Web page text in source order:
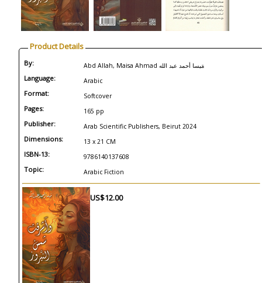
Product Details
By: Abd Allah, Maisa Ahmad مَيسا أحمد عبد الله
Language: Arabic
Format: Softcover
Pages: 165 pp
Publisher: Arab Scientific Publishers, Beirut 2024
Dimensions: 13 x 21 CM
ISBN-13: 9786140137608
Topic: Arabic Fiction
US$12.00